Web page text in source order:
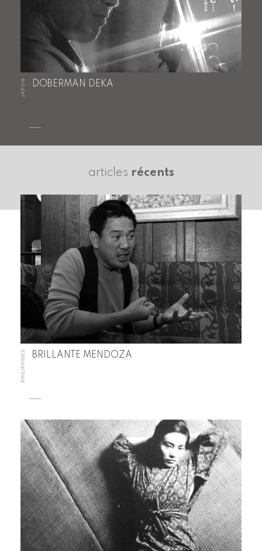
JAPON DOBERMAN DEKA
articles récents
PHILIPPINES BRILLANTE MENDOZA